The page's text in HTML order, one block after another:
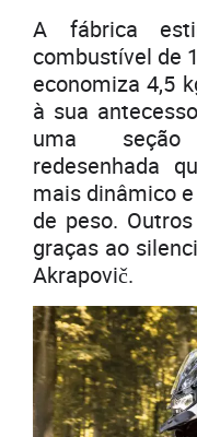
A fábrica
combustível de
economiza 4,5
à sua
uma seção
redesenhada
mais dinâmico
de peso.
graças ao
Akrapovič.